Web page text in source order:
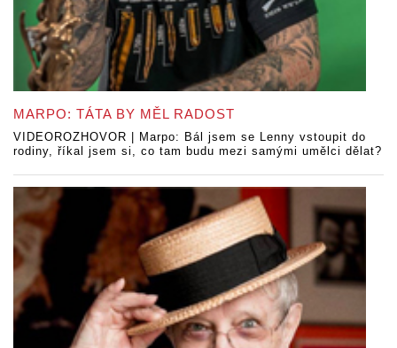
MARPO: TÁTA BY MĚL RADOST
VIDEOROZHOVOR | Marpo: Bál jsem se Lenny vstoupit do
rodiny, říkal jsem si, co tam budu mezi samými umělci dělat?